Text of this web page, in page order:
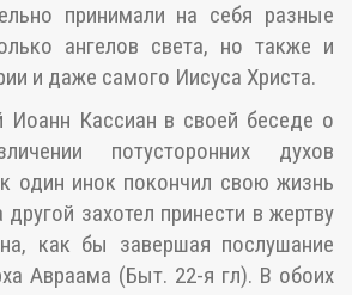
принимали на себя разные
ангелов света, но также и
и даже самого Иисуса Христа.
Иоанн Кассиан в своей беседе о
потусторонних духов
один инок покончил свою жизнь
захотел принести в жертву
как бы завершая послушание
Авраама (Быт. 22-я гл). В обоих